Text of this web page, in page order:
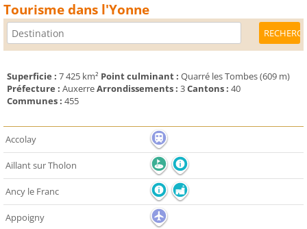
Tourisme dans l'Yonne
Superficie : 7 425 km² Point culminant : Quarré les Tombes (609 m)
Préfecture : AuxerreArrondissements : 3Cantons : 40
Communes : 455
Accolay
Aillant sur Tholon
Ancy le Franc
Appoigny